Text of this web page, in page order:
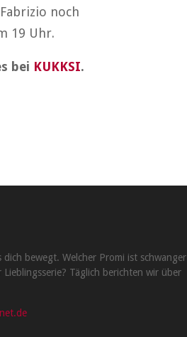
noch
19 Uhr.
bei KUKKSI.
bewegt. Welcher Promi ist schwanger
Täglich berichten wir über